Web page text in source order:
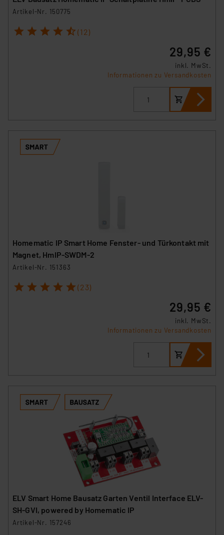
Artikel-Nr. 150775
1 2 3 4 5 (12)
29,95 €
inkl. MwSt.
Informationen zu Versandkosten
Homematic IP Smart Home Fenster- und Türkontakt mit
Magnet, HmIP-SWDM-2
Artikel-Nr. 151363
1 2 3 4 5 (23)
29,95 €
inkl. MwSt.
Informationen zu Versandkosten
ELV Smart Home Bausatz Garten Ventil Interface ELV-
SH-GVI, powered by Homematic IP
Artikel-Nr. 157246